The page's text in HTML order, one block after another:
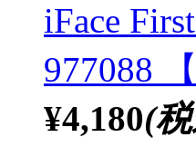
iFace
977088 【
¥4,180(